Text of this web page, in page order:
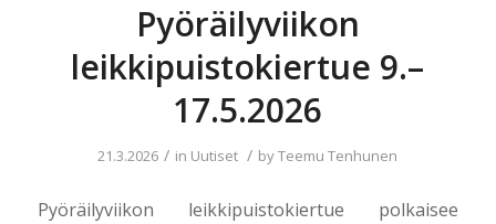
Pyöräilyviikon
leikkipuistokiertue 9.–
17.5.2026
21.3.2026 / in Uutiset / byTeemu Tenhunen
Pyöräilyviikon leikkipuistokiertue polkaisee